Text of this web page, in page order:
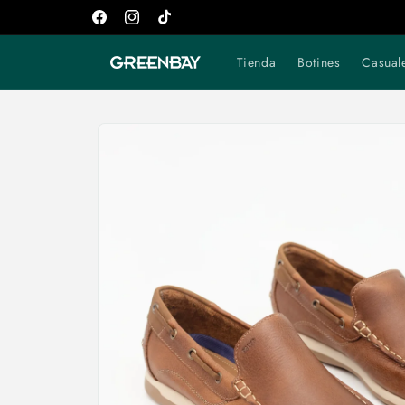
directamente
al contenidoFacebookInstagramTikTok
Tienda Botines